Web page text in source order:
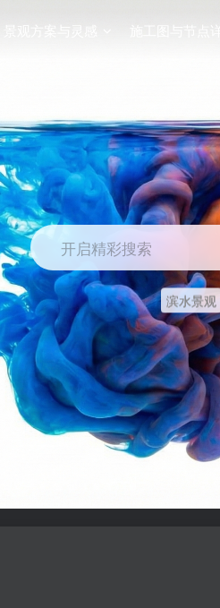
景观方案与灵感 施工图与节点
开启精彩搜索
滨水景观